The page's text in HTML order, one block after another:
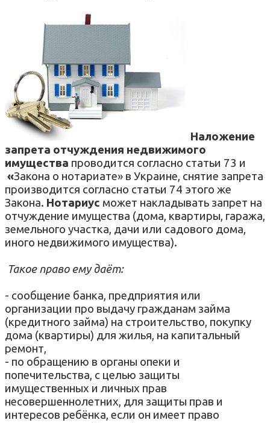
Наложение
запрета отчуждения недвижимого
имущества проводится согласно статьи 73 и
«Закона о нотариате» в Украине, снятие запрета
производится согласно статьи 74 этого же
Закона. Нотариус может накладывать запрет на
отчуждение имущества (дома, квартиры, гаража,
земельного участка, дачи или садового дома,
иного недвижимого имущества).
Такое право ему даёт:
- сообщение банка, предприятия или
организации про выдачу гражданам займа
(кредитного займа) на строительство, покупку
дома (квартиры) для жилья, на капитальный
ремонт,
- по обращению в органы опеки и
попечительства, с целью защиты
имущественных и личных прав
несовершеннолетних, для защиты прав и
интересов ребёнка, если он имеет право